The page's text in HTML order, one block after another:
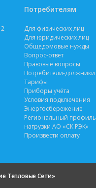
Потребителям
Для физических лиц
Для юридических лиц
Общедомовые нужды
Вопрос-ответ
Правовые вопросы
Потребители-должники
Тарифы
Приборы учёта
Условия подключения
Энергосбережение
Региональный профиль
нагрузки АО «СК РЭК»
Произвести оплату
Тепловые Сети»